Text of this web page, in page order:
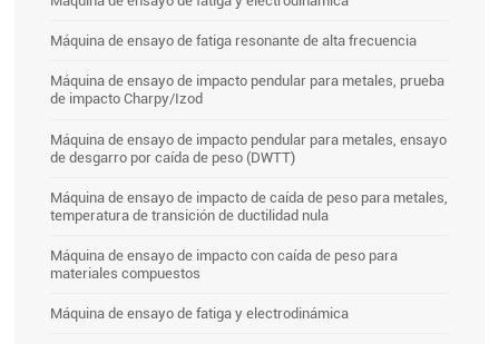
Máquina de ensayo de fatiga resonante de alta frecuencia
Máquina de ensayo de impacto pendular para metales, prueba
de impacto Charpy/Izod
Máquina de ensayo de impacto pendular para metales, ensayo
de desgarro por caída de peso (DWTT)
Máquina de ensayo de impacto de caída de peso para metales,
temperatura de transición de ductilidad nula
Máquina de ensayo de impacto con caída de peso para
materiales compuestos
Máquina de ensayo de fatiga y electrodinámica